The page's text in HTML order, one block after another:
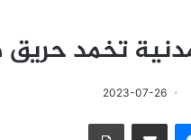
تخمد
2023-07-26
ماسنجر مشاركة عبر البريد طباعة